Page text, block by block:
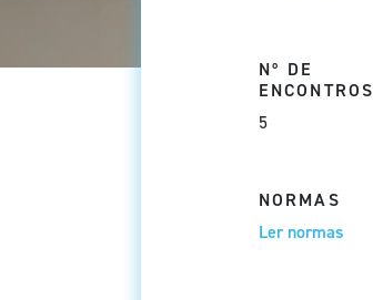
Nº DE
ENCONTROS
5
NORMAS
Ler normas